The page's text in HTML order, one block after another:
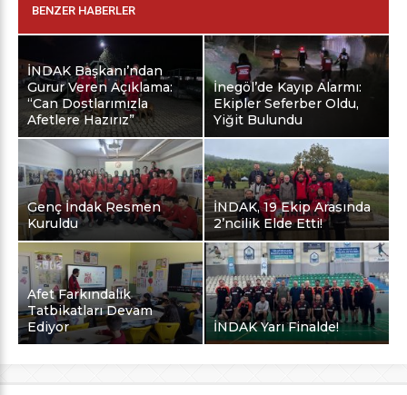
BENZER HABERLER
İNDAK Başkanı’ndan
Gurur Veren Açıklama:
“Can Dostlarımızla
Afetlere Hazırız”
İnegöl’de Kayıp Alarmı:
Ekipler Seferber Oldu,
Yiğit Bulundu
Genç İndak Resmen
Kuruldu
İNDAK, 19 Ekip Arasında
2’ncilik Elde Etti!
Afet Farkındalık
Tatbikatları Devam
Ediyor
İNDAK Yarı Finalde!